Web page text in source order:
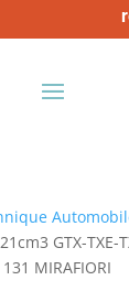
GTX-
MIRAFIORI